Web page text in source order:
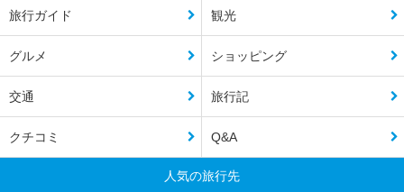
旅行ガイド 観光
グルメ ショッピング
交通 旅行記
クチコミ Q&A
人気の旅行先